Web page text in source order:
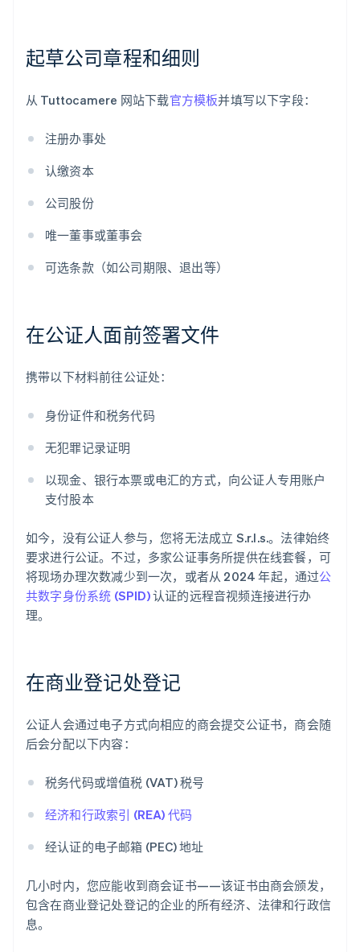
起草公司章程和细则
从 Tuttocamere 网站下载官方模板并填写以下字段：
注册办事处
认缴资本
公司股份
唯一董事或董事会
可选条款（如公司期限、退出等）
在公证人面前签署文件
携带以下材料前往公证处：
身份证件和税务代码
无犯罪记录证明
以现金、银行本票或电汇的方式，向公证人专用账户
支付股本
如今，没有公证人参与，您将无法成立 S.r.l.s.。法律始终
要求进行公证。不过，多家公证事务所提供在线套餐，可
将现场办理次数减少到一次，或者从 2024 年起，通过公
共数字身份系统 (SPID)认证的远程音视频连接进行办
理。
在商业登记处登记
公证人会通过电子方式向相应的商会提交公证书，商会随
后会分配以下内容：
税务代码或增值税 (VAT) 税号
经济和行政索引 (REA) 代码
经认证的电子邮箱 (PEC) 地址
几小时内，您应能收到商会证书——该证书由商会颁发，
包含在商业登记处登记的企业的所有经济、法律和行政信
息。